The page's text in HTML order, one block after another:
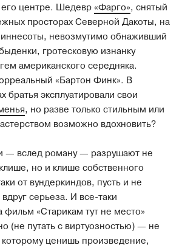
центре. Шедевр «Фарго», снятый
просторах Северной Дакоты, на
невозмутимо обнаживший
гротесковую изнанку
американского середняка.
«Бартон Финк». В
братья эксплуатировали свои
, но разве только стильным или
возможно вдохновить?
— вслед роману — разрушают не
но и клише собственного
от вундеркиндов, пусть и не
серьеза. И все-таки
«Старикам тут не место»
(не путать с виртуозностью) — не
ценишь произведение,